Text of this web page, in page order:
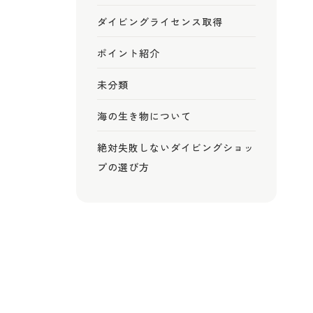
ダイビングライセンス取得
ポイント紹介
未分類
海の生き物について
絶対失敗しないダイビングショッ
プの選び方